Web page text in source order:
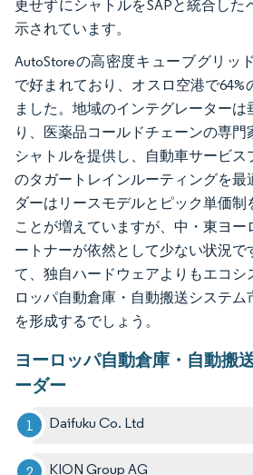
更せずにシャトルをSAPと統合した
示されています。
AutoStoreの高密度キューブグリッ
で好まれており、オスロ空港で64%
ました。地域のインテグレーター
り、医薬品コールドチェーンの専
シャトルを提供し、自動車サービス
のタガートレインルーティングを最
ダーはリースモデルとピック単価制
ことが増えていますが、中・東ヨ
ートナーが依然として少ない状況で
て、独自ハードウェアよりもエコシ
ロッパ自動倉庫・自動搬送システ
を形成するでしょう。
ヨーロッパ自動倉庫・自動搬
ーダー
Daifuku Co. Ltd
KION Group AG